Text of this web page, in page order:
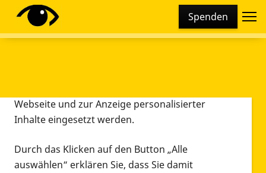
Spenden
Diese Webseite setzt verschiedene Cookies und
Tracking-Tools ein. Dies beinhaltet Cookies und
Webseite und zur Anzeige personalisierter
Inhalte eingesetzt werden.
Durch das Klicken auf den Button „Alle
auswählen“ erklären Sie, dass Sie damit